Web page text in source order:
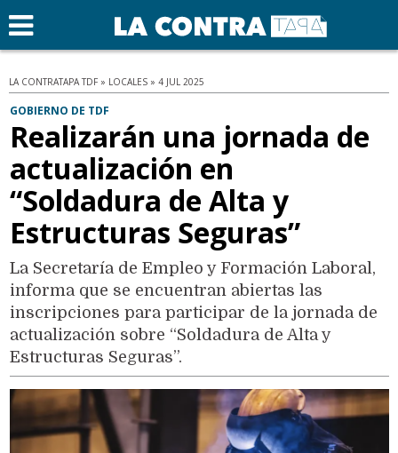
LA CONTRATAPA TDF » LOCALES » 4 JUL 2025
GOBIERNO DE TDF
Realizarán una jornada de
actualización en
“Soldadura de Alta y
Estructuras Seguras”
La Secretaría de Empleo y Formación Laboral,
informa que se encuentran abiertas las
inscripciones para participar de la jornada de
actualización sobre “Soldadura de Alta y
Estructuras Seguras”.